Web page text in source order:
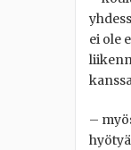
ei ole
–